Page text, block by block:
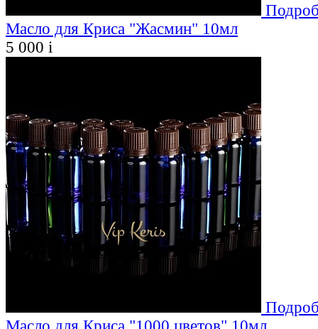
Масло для Криса "Жасмин" 10мл
5 000 i